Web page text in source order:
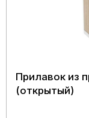
Прилавок из
(открытый)